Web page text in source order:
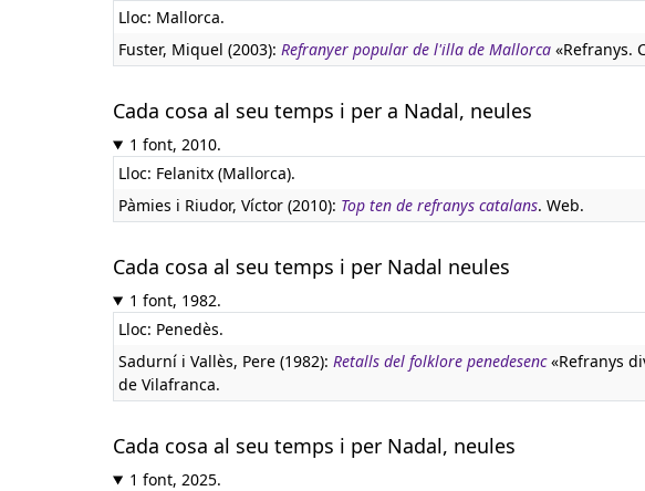
Lloc: Mallorca.
Fuster, Miquel (2003): Refranyer popular de l'illa de Mallorca «Refranys.
Cada cosa al seu temps i per a Nadal, neules
1 font, 2010.
Lloc: Felanitx (Mallorca).
Pàmies i Riudor, Víctor (2010): Top ten de refranys catalans. Web.
Cada cosa al seu temps i per Nadal neules
1 font, 1982.
Lloc: Penedès.
Sadurní i Vallès, Pere (1982): Retalls del folklore penedesenc«Refranys
de Vilafranca.
Cada cosa al seu temps i per Nadal, neules
1 font, 2025.